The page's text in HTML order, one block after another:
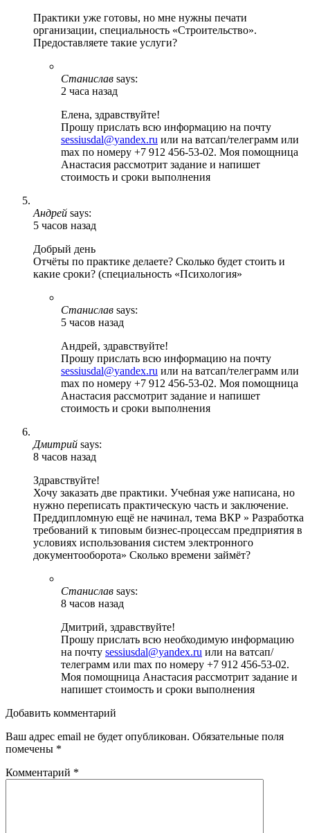
Практики уже готовы, но мне нужны печати
организации, специальность «Строительство».
Предоставляете такие услуги?
Станислав says:
2 часа назад
Елена, здравствуйте!
Прошу прислать всю информацию на почту
sessiusdal@yandex.ru или на ватсап/телеграмм или
max по номеру +7 912 456-53-02. Моя помощница
Анастасия рассмотрит задание и напишет
стоимость и сроки выполнения
Андрей says:
5 часов назад
Добрый день
Отчёты по практике делаете? Сколько будет стоить и
какие сроки? (специальность «Психология»
Станислав says:
5 часов назад
Андрей, здравствуйте!
Прошу прислать всю информацию на почту
sessiusdal@yandex.ru или на ватсап/телеграмм или
max по номеру +7 912 456-53-02. Моя помощница
Анастасия рассмотрит задание и напишет
стоимость и сроки выполнения
Дмитрий says:
8 часов назад
Здравствуйте!
Хочу заказать две практики. Учебная уже написана, но
нужно переписать практическую часть и заключение.
Преддипломную ещё не начинал, тема ВКР » Разработка
требований к типовым бизнес-процессам предприятия в
условиях использования систем электронного
документооборота» Сколько времени займёт?
Станислав says:
8 часов назад
Дмитрий, здравствуйте!
Прошу прислать всю необходимую информацию
на почту sessiusdal@yandex.ru или на ватсап/
телеграмм или max по номеру +7 912 456-53-02.
Моя помощница Анастасия рассмотрит задание и
напишет стоимость и сроки выполнения
Добавить комментарий
Ваш адрес email не будет опубликован. Обязательные поля
помечены *
Комментарий *